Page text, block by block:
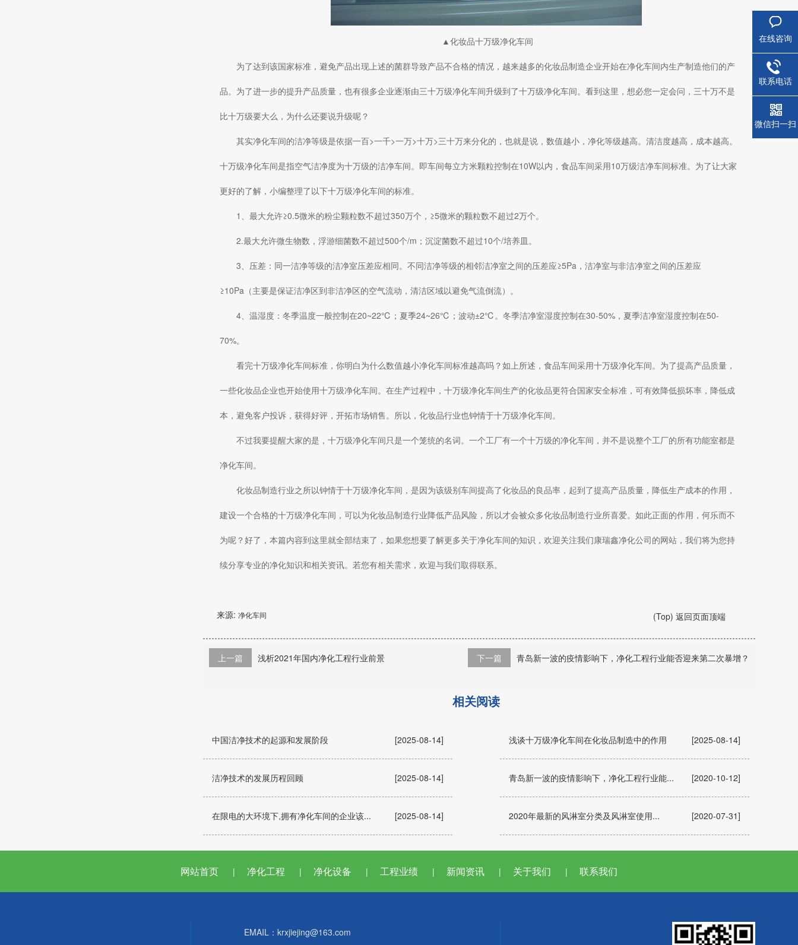
▲化妆品十万级净化车间
为了达到该国家标准，避免产品出现上述的菌群导致产品不合格的情况，越来越多的化妆品制造企业开始在净化车间内生产制造他们的产
品。为了进一步的提升产品质量，也有很多企业逐渐由三十万级净化车间升级到了十万级净化车间。看到这里，想必您一定会问，三十万不是
比十万级要大么，为什么还要说升级呢？
其实净化车间的洁净等级是依据一百>一千>一万>十万>三十万来分化的，也就是说，数值越小，净化等级越高。清洁度越高，成本越高。
十万级净化车间是指空气洁净度为十万级的洁净车间。即车间每立方米颗粒控制在10W以内，食品车间采用10万级洁净车间标准。为了让大家
更好的了解，小编整理了以下十万级净化车间的标准。
1、最大允许≥0.5微米的粉尘颗粒数不超过350万个，≥5微米的颗粒数不超过2万个。
2.最大允许微生物数，浮游细菌数不超过500个/m；沉淀菌数不超过10个/培养皿。
3、压差：同一洁净等级的洁净室压差应相同。不同洁净等级的相邻洁净室之间的压差应≥5Pa，洁净室与非洁净室之间的压差应
≥10Pa（主要是保证洁净区到非洁净区的空气流动，清洁区域以避免气流倒流）。
4、温湿度：冬季温度一般控制在20~22℃；夏季24~26℃；波动±2℃。冬季洁净室湿度控制在30-50%，夏季洁净室湿度控制在50-
70%。
看完十万级净化车间标准，你明白为什么数值越小净化车间标准越高吗？如上所述，食品车间采用十万级净化车间。为了提高产品质量，
一些化妆品企业也开始使用十万级净化车间。在生产过程中，十万级净化车间生产的化妆品更符合国家安全标准，可有效降低损坏率，降低成
本，避免客户投诉，获得好评，开拓市场销售。所以，化妆品行业也钟情于十万级净化车间。
不过我要提醒大家的是，十万级净化车间只是一个笼统的名词。一个工厂有一个十万级的净化车间，并不是说整个工厂的所有功能室都是
净化车间。
化妆品制造行业之所以钟情于十万级净化车间，是因为该级别车间提高了化妆品的良品率，起到了提高产品质量，降低生产成本的作用，
建设一个合格的十万级净化车间，可以为化妆品制造行业降低产品风险，所以才会被众多化妆品制造行业所喜爱。如此正面的作用，何乐而不
为呢？好了，本篇内容到这里就全部结束了，如果您想要了解更多关于净化车间的知识，欢迎关注我们康瑞鑫净化公司的网站，我们将为您持
续分享专业的净化知识和相关资讯。若您有相关需求，欢迎与我们取得联系。
来源:净化车间 (Top) 返回页面顶端
上一篇 浅析2021年国内净化工程行业前景 下一篇 青岛新一波的疫情影响下，净化工程行业能否迎来第二次暴增？
相关阅读
中国洁净技术的起源和发展阶段 [2025-08-14]
洁净技术的发展历程回顾 [2025-08-14]
在限电的大环境下,拥有净化车间的企业该... [2025-08-14]
浅谈十万级净化车间在化妆品制造中的作用 [2025-08-14]
青岛新一波的疫情影响下，净化工程行业能... [2020-10-12]
2020年最新的风淋室分类及风淋室使用... [2020-07-31]
网站首页 | 净化工程 | 净化设备 | 工程业绩 | 新闻资讯 | 关于我们 | 联系我们
EMAIL：krxjiejing@163.com
在线咨询
联系电话
微信扫一扫